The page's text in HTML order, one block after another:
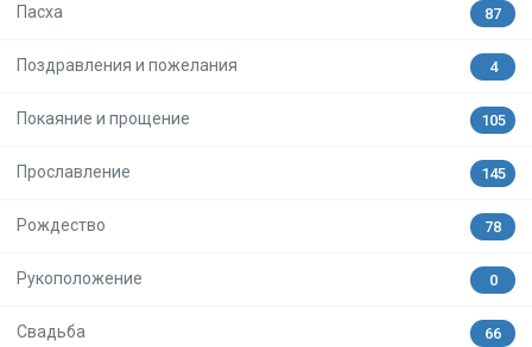
Пасха 87
Поздравления и пожелания 4
Покаяние и прощение 105
Прославление 145
Рождество 78
Рукоположение 0
Свадьба 66